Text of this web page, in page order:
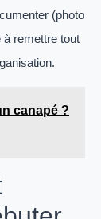
(photo
à remettre tout
canapé ?